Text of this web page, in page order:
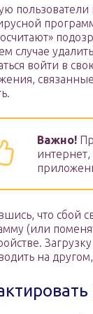
случае
войти в
Важно!
что сбой
(или
на